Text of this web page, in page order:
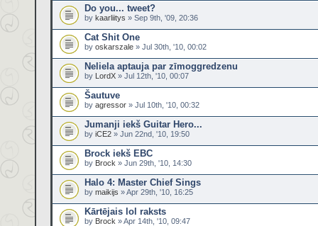
Do you... tweet?
by kaarliitys » Sep 9th, '09, 20:36
Cat Shit One
by oskarszale » Jul 30th, '10, 00:02
Neliela aptauja par zīmoggredzenu
by LordX » Jul 12th, '10, 00:07
Šautuve
by agressor » Jul 10th, '10, 00:32
Jumanji iekš Guitar Hero...
by iCE2 » Jun 22nd, '10, 19:50
Brock iekš EBC
by Brock » Jun 29th, '10, 14:30
Halo 4: Master Chief Sings
by maikijs » Apr 29th, '10, 16:25
Kārtējais lol raksts
by Brock » Apr 14th, '10, 09:47